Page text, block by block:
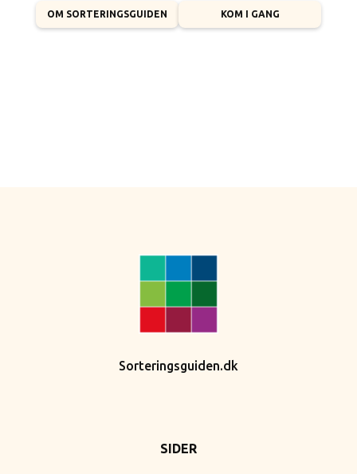
OM SORTERINGSGUIDEN KOM I GANG
Sorteringsguiden.dk
SIDER